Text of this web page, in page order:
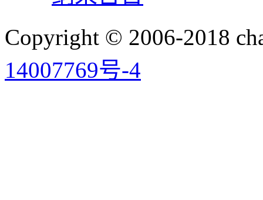
Copyright © 2006-2018
14007769号-4